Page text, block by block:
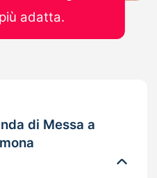
di Messa a
adatta.